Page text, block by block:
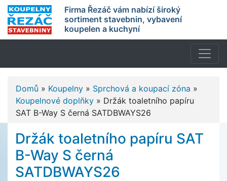
Firma Řezáč vám nabízí široký
sortiment stavebnin, vybavení
koupelen a kuchyní
Domů » Koupelny » Sprchová a koupací zóna »
Koupelnové doplňky » Držák toaletního papíru
SAT B-Way S černá SATDBWAYS26
Držák toaletního papíru SAT
B-Way S černá
SATDBWAYS26